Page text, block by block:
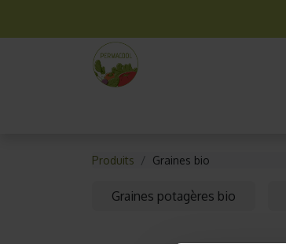
Produits Graines bio
Graines potagères bio